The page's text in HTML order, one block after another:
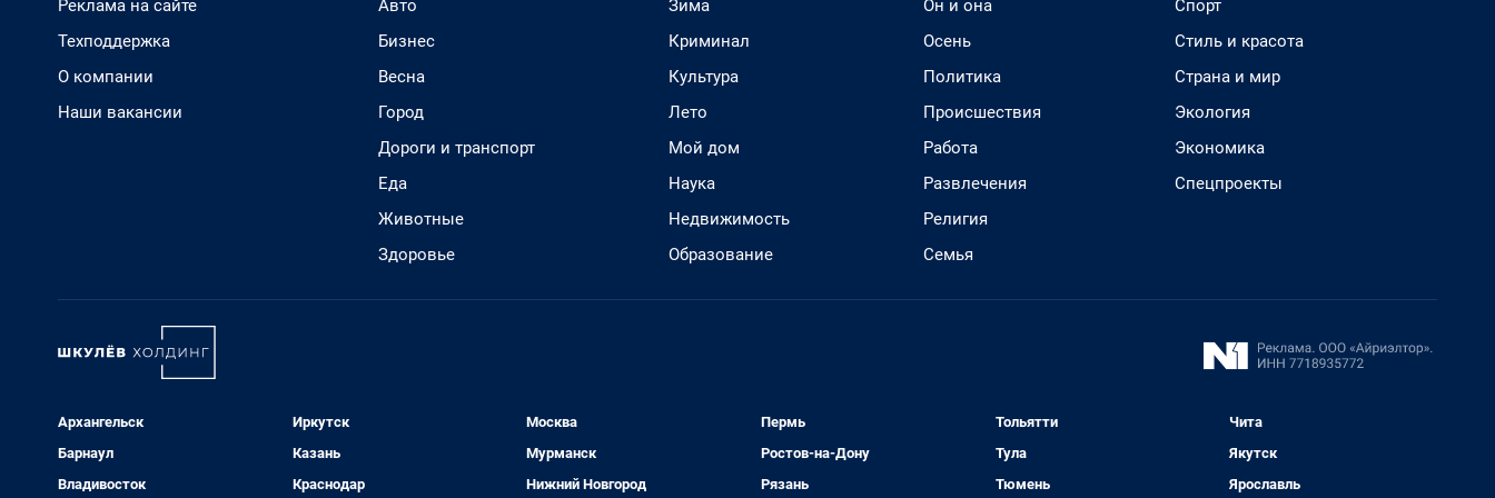
Реклама на сайте
Техподдержка
О компании
Наши вакансии
Авто
Бизнес
Весна
Город
Дороги и транспорт
Еда
Животные
Здоровье
Зима
Криминал
Культура
Лето
Мой дом
Наука
Недвижимость
Образование
Он и она
Осень
Политика
Происшествия
Работа
Развлечения
Религия
Семья
Спорт
Стиль и красота
Страна и мир
Экология
Экономика
Спецпроекты
Архангельск
Барнаул
Владивосток
Иркутск
Казань
Краснодар
Москва
Мурманск
Нижний Новгород
Пермь
Ростов-на-Дону
Рязань
Тольятти
Тула
Тюмень
Чита
Якутск
Ярославль